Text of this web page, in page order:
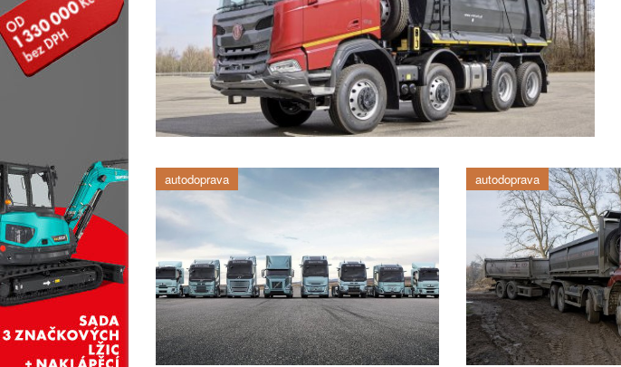
autodoprava autodoprava